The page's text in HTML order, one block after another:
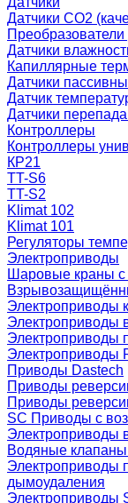
Датчики СО2
Датчики
Капиллярные
Датчики
Датчик
Датчики
Контроллеры
Контроллеры
КР21
TT-S6
TT-S2
Klimat 102
Klimat 101
Регуляторы
Электроприводы
Шаровые краны с
Электроприводы
Электроприводы
Электроприводы
Электроприводы
Приводы Dastech
Приводы
Приводы
SC Приводы с
Электроприводы
Водяные
Электроприводы
дымоудаления
Электроприводы